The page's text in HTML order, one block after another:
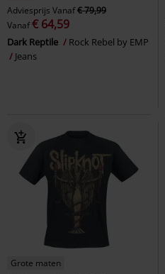
Adviesprijs Vanaf€ 79,99
Vanaf€ 64,59
Dark Reptile
Rock Rebel by EMP
Jeans
Grote maten